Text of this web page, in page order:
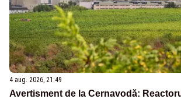
4 aug. 2026, 21:49
Avertisment de la Cernavodă: